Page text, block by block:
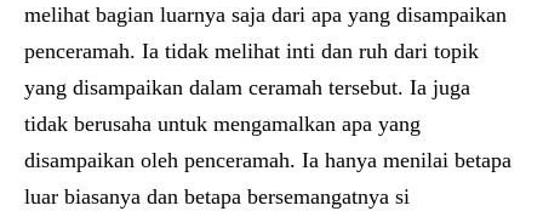
melihat bagian luarnya saja dari apa yang disampaikan
penceramah. Ia tidak melihat inti dan ruh dari topik
yang disampaikan dalam ceramah tersebut. Ia juga
tidak berusaha untuk mengamalkan apa yang
disampaikan oleh penceramah. Ia hanya menilai betapa
luar biasanya dan betapa bersemangatnya si